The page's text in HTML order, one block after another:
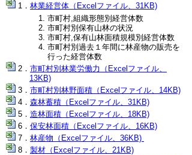
林業経営体（Excelファイル、31KB)
市町村,組織形態別経営体数
市町村別保有山林の状況
市町村,保有山林面積規模別経営体数
市町村別過去１年間に林産物の販売を
行った経営体数
市町村別林業労働力（Excelファイル、
13KB)
市町村別林野面積（Excelファイル、14KB)
森林蓄積（Excelファイル、31KB)
造林面積（Excelファイル、18KB)
保安林面積（Excelファイル、16KB)
林産物（Excelファイル、36KB)
製材（Excelファイル、21KB)